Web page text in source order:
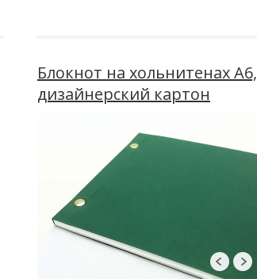
Блокнот на хольнитенах А6,
дизайнерский картон